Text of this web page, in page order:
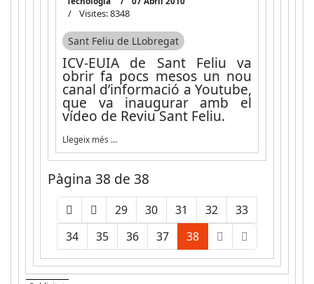
Visites: 8348
Sant Feliu de LLobregat
ICV-EUIA de Sant Feliu va
obrir fa pocs mesos un nou
canal d’informació a Youtube,
que va inaugurar amb el
vídeo de Reviu Sant Feliu.
Llegeix més …
Pàgina 38 de 38
29 30 31 32
33
34
35 36 37 38